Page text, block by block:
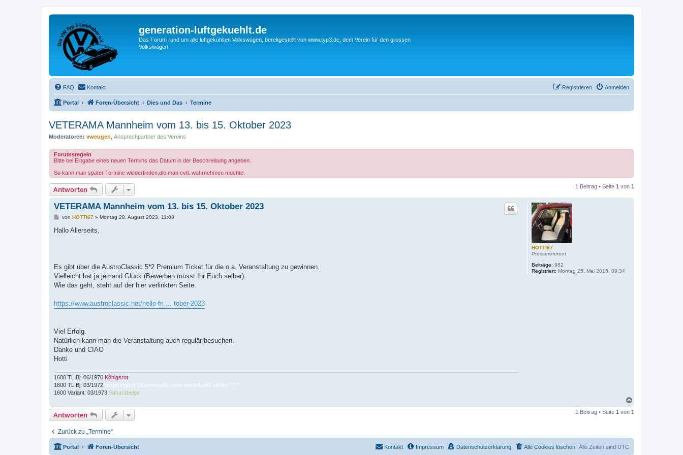
generation-luftgekuehlt.de
Das Forum rund um alle luftgekühlten Volkswagen, bereitgestellt von www.typ3.de, dem Verein für den grossen
Volkswagen
FAQ Kontakt Anmelden
Registrieren
Portal Foren-Übersicht Dies und Das Termine
VETERAMA Mannheim vom 13. bis 15. Oktober 2023
Moderatoren: vweugen Ansprechpartner des Vereins
Forumsregeln
Bitte bei Eingabe eines neuen Termins das Datum in der Beschreibung angeben.
So kann man später Termine wiederfinden,die man evtl. wahrnehmen möchte.
Antworten 1 Beitrag • Seite 1 von 1
HOTTI67
Pressereferent
Beiträge: 982
Registriert: Montag 25. Mai 2015, 09:34
VETERAMA Mannheim vom 13. bis 15. Oktober 2023
B
i
von HOTTI67» Montag 28. August 2023, 11:08
Hallo Allerseits,
Es gibt über die AustroClassic 5*2 Premium Ticket für die o.a. Veranstaltung zu gewinnen.
Vielleicht hat ja jemand Glück (Bewerben müsst Ihr Euch selber).
Wie das geht, steht auf der hier verlinkten Seite.
https://www.austroclassic.net/hello-fri ... tober-2023
Viel Erfolg.
Natürlich kann man die Veranstaltung auch regulär besuchen.
Danke und CIAO
Hotti
1600 TL Bj: 06/1970 Königsrot
1600 TL Bj: 03/1972 ursprünglich Silbermetallic dann pastellweiß später ???
1600 Variant: 03/1973 Saharabeige
c
e
Antworten 1 Beitrag • Seite 1 von 1
Zurück zu „Termine“
Portal Foren-Übersicht Alle Zeiten sind UTC
Alle Cookies löschen
Datenschutzerklärung
Impressum
Kontakt